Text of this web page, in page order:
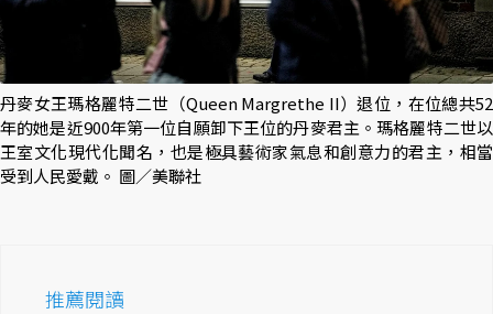
丹麥女王瑪格麗特二世（Queen Margrethe II）退位，在位總共52
年的她是近900年第一位自願卸下王位的丹麥君主。瑪格麗特二世以
王室文化現代化聞名，也是極具藝術家氣息和創意力的君主，相當
受到人民愛戴。 圖／美聯社
推薦閱讀